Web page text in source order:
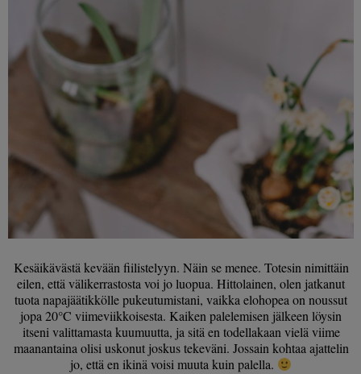
Kesäikävästä kevään fiilistelyyn. Näin se menee. Totesin nimittäin
eilen, että välikerrastosta voi jo luopua. Hittolainen, olen jatkanut
tuota napajäätikkölle pukeutumistani, vaikka elohopea on noussut
jopa 20°C viimeviikkoisesta. Kaiken palelemisen jälkeen löysin
itseni valittamasta kuumuutta, ja sitä en todellakaan vielä viime
maanantaina olisi uskonut joskus tekeväni. Jossain kohtaa ajattelin
jo, että en ikinä voisi muuta kuin palella.